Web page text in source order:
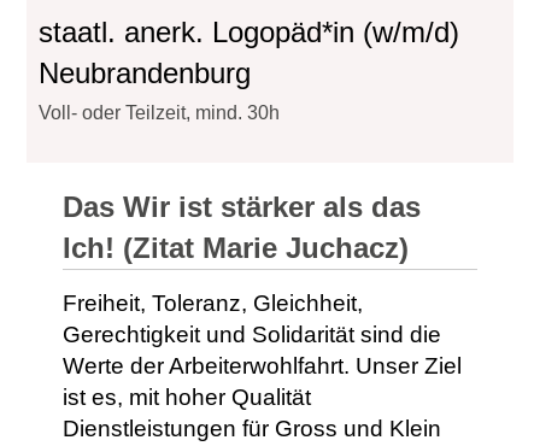
staatl. anerk. Logopäd*in (w/m/d)
Neubrandenburg
Voll- oder Teilzeit, mind. 30h
Das Wir ist stärker als das
Ich! (Zitat Marie Juchacz)
Freiheit, Toleranz, Gleichheit,
Gerechtigkeit und Solidarität sind die
Werte der Arbeiterwohlfahrt. Unser Ziel
ist es, mit hoher Qualität
Dienstleistungen für Gross und Klein